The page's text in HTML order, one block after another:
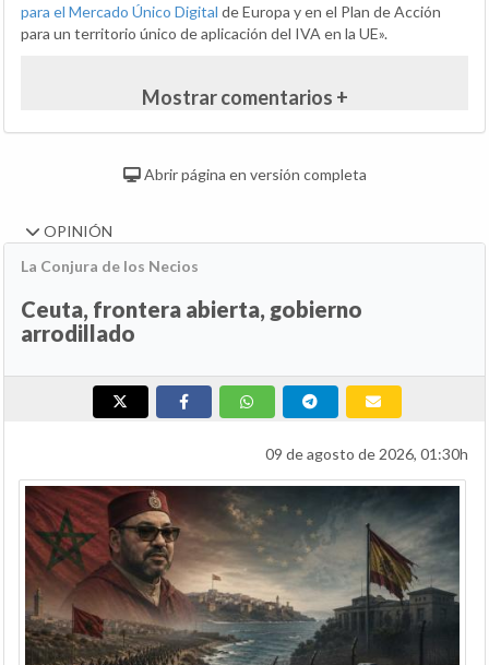
para el Mercado Único Digital de Europa y en el Plan de Acción
para un territorio único de aplicación del IVA en la UE».
Mostrar comentarios +
Abrir página en versión completa
OPINIÓN
La Conjura de los Necios
Ceuta, frontera abierta, gobierno
arrodillado
09 de agosto de 2026, 01:30h